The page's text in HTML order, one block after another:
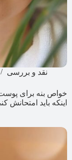
نقد و بررسی
خواص بنه برای
اینکه باید امتحانش